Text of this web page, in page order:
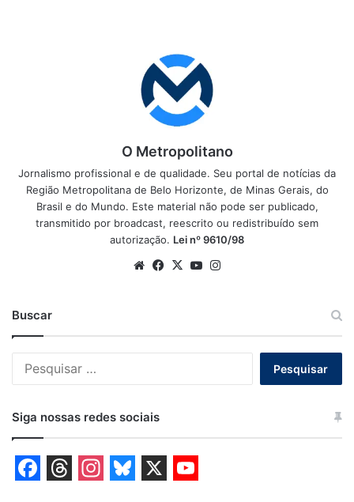
O Metropolitano
Jornalismo profissional e de qualidade. Seu portal de notícias da
Região Metropolitana de Belo Horizonte, de Minas Gerais, do
Brasil e do Mundo. Este material não pode ser publicado,
transmitido por broadcast, reescrito ou redistribuído sem
autorização. Lei nº 9610/98
WebsiteFacebook
X YouTube
Buscar
Siga nossas redes sociais